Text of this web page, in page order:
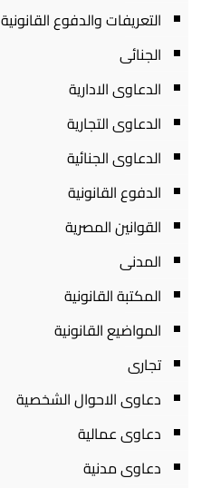
التعريفات والدفوع القانونية
الجنائى
الدعاوى الادارية
الدعاوى التجارية
الدعاوى الجنائية
الدفوع القانونية
القوانين المصرية
المدنى
المكتبة القانونية
المواضيع القانونية
تجارى
دعاوى الاحوال الشخصية
دعاوى عمالية
دعاوى مدنية